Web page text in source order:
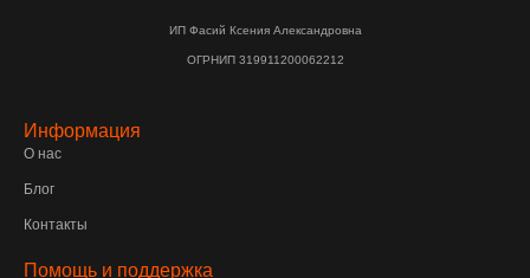
ИП Фасий Ксения Александровна
ОГРНИП 319911200062212
Информация
О нас
Блог
Контакты
Помощь и поддержка